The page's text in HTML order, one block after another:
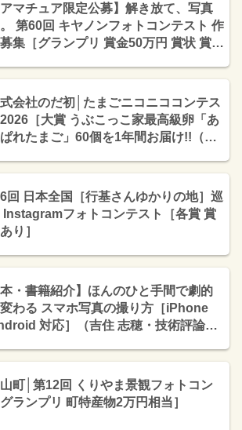
アマチュア限定公募】解き放て、写真
第60回 キヤノンフォトコンテスト 作
集［グランプリ 賞金50万円 賞状 賞牌
キット］
会社のだ初│たまごニコニココンテス
2026［大賞 うぶこっこ家最高級卵「あ
れたまご」60個を1年間お届け!!（合
回 日本全国［行基さんゆかりの地］巡
Instagramフォトコンテスト［各賞 賞
り］
本・書籍紹介】ほんのひと手間で劇的
わる スマホ写真の撮り方［iPhone
対応］（吉住 志穂・技術評論
町│第12回 くりやま景観フォトコン
グランプリ 町特産物2万円相当］